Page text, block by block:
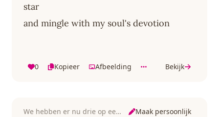
star
and mingle with my soul's devotion
0 Kopieer Afbeelding Bekijk
We hebben er nu drie op een rij Maak persoonlijk